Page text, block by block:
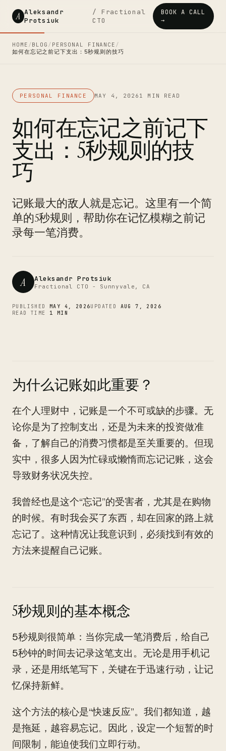
A Aleksandr
Protsiuk
/ Fractional
CTO
BOOK A CALL
→
HOME /BLOG / PERSONAL FINANCE /
如何在忘记之前记下支出：5秒规则的技巧
PERSONAL FINANCE MAY 4, 2026 1 MIN READ
如何在忘记之前记下
支出：5秒规则的技
巧
记账最大的敌人就是忘记。这里有一个简
单的5秒规则，帮助你在记忆模糊之前记
录每一笔消费。
A Aleksandr Protsiuk
Fractional CTO - Sunnyvale, CA
PUBLISHED MAY 4, 2026UPDATED AUG 7, 2026
READ TIME 1 MIN
为什么记账如此重要？
在个人理财中，记账是一个不可或缺的步骤。无
论你是为了控制支出，还是为未来的投资做准
备，了解自己的消费习惯都是至关重要的。但现
实中，很多人因为忙碌或懒惰而忘记记账，这会
导致财务状况失控。
我曾经也是这个“忘记”的受害者，尤其是在购物
的时候。有时我会买了东西，却在回家的路上就
忘记了。这种情况让我意识到，必须找到有效的
方法来提醒自己记账。
5秒规则的基本概念
5秒规则很简单：当你完成一笔消费后，给自己
5秒钟的时间去记录这笔支出。无论是用手机记
录，还是用纸笔写下，关键在于迅速行动，让记
忆保持新鲜。
这个方法的核心是“快速反应”。我们都知道，越
是拖延，越容易忘记。因此，设定一个短暂的时
间限制，能迫使我们立即行动。